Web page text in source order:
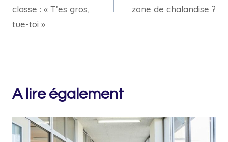
l’article
classe : « T’es gros,
tue-toi »
zone de chalandise ?
A lire également